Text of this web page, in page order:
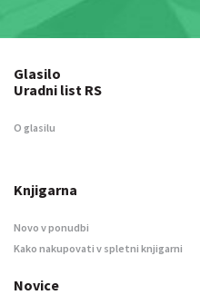
Glasilo
Uradni list RS
O glasilu
Knjigarna
Novo v ponudbi
Kako nakupovati v spletni knjigarni
Novice